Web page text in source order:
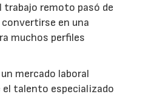
trabajo remoto pasó de
en una
muchos perfiles
mercado laboral
talento especializado